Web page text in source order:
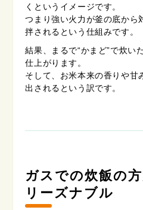
くというイメージです。
つまり強い火力が釜の底から
拌されるという仕組みです。
結果、まるで“かまど”で炊い
仕上がります。
そして、お米本来の香りや甘
出されるという訳です。
ガスでの炊飯の
リーズナブル